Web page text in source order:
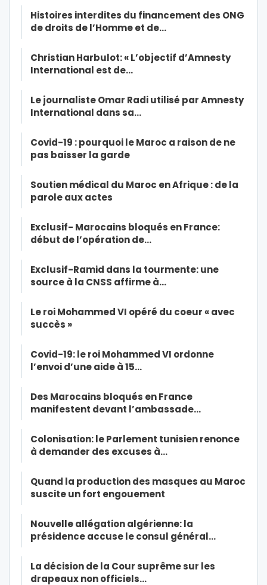
Histoires interdites du financement des ONG
de droits de l’Homme et de…
Christian Harbulot: « L’objectif d’Amnesty
International est de…
Le journaliste Omar Radi utilisé par Amnesty
International dans sa…
Covid-19 : pourquoi le Maroc a raison de ne
pas baisser la garde
Soutien médical du Maroc en Afrique : de la
parole aux actes
Exclusif- Marocains bloqués en France:
début de l’opération de…
Exclusif-Ramid dans la tourmente: une
source à la CNSS affirme à…
Le roi Mohammed VI opéré du coeur « avec
succès »
Covid-19: le roi Mohammed VI ordonne
l’envoi d’une aide à 15…
Des Marocains bloqués en France
manifestent devant l’ambassade…
Colonisation: le Parlement tunisien renonce
à demander des excuses à…
Quand la production des masques au Maroc
suscite un fort engouement
Nouvelle allégation algérienne: la
présidence accuse le consul général…
La décision de la Cour suprême sur les
drapeaux non officiels…